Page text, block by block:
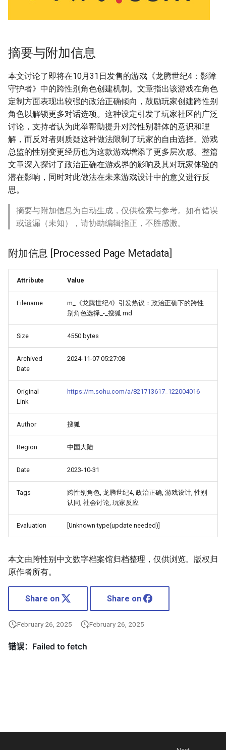
摘要与附加信息
本文讨论了即将在10月31日发售的游戏《龙腾世纪4：影障
守护者》中的跨性别角色创建机制。文章指出该游戏在角色
定制方面表现出较强的政治正确倾向，鼓励玩家创建跨性别
角色以解锁更多对话选项。这种设定引发了玩家社区的广泛
讨论，支持者认为此举帮助提升对跨性别群体的意识和理
解，而反对者则质疑这种做法限制了玩家的自由选择。游戏
总监的性别变更经历也为这款游戏增添了更多层次感。整篇
文章深入探讨了政治正确在游戏界的影响及其对玩家体验的
潜在影响，同时对此做法在未来游戏设计中的意义进行反
思。
摘要与附加信息为自动生成，仅供检索与参考。如有错误
或遗漏（未知），请协助编辑指正，不胜感激。
附加信息 [Processed Page Metadata]
Attribute Value
Filename
m_《龙腾世纪4》引发热议：政治正确下的跨性
别角色选择_-_搜狐.md
Size 4550 bytes
Archived
Date
2024-11-07 05:27:08
Original
Link
https://m.sohu.com/a/821713617_122004016
Author 搜狐
Region 中国大陆
Date 2023-10-31
Tags
跨性别角色, 龙腾世纪4, 政治正确, 游戏设计, 性别
认同, 社会讨论, 玩家反应
Evaluation [Unknown type(update needed)]
本文由跨性别中文数字档案馆归档整理，仅供浏览。版权归
原作者所有。
Share on Share on
February 26, 2025 February 26, 2025